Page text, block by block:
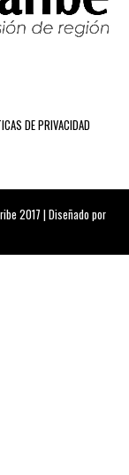
DE PRIVACIDAD
2017 | Diseñado por